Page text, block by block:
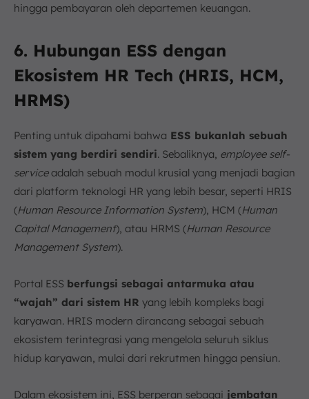
hingga pembayaran oleh departemen keuangan.
6. Hubungan ESS dengan
Ekosistem HR Tech (HRIS, HCM,
HRMS)
Penting untuk dipahami bahwa ESS bukanlah sebuah
sistem yang berdiri sendiri. Sebaliknya, employee self-
serviceadalah sebuah modul krusial yang menjadi bagian
dari platform teknologi HR yang lebih besar, seperti HRIS
(Human Resource Information System), HCM (Human
Capital Management), atau HRMS (Human Resource
Management System).
Portal ESS berfungsi sebagai antarmuka atau
“wajah” dari sistem HR yang lebih kompleks bagi
karyawan. HRIS modern dirancang sebagai sebuah
ekosistem terintegrasi yang mengelola seluruh siklus
hidup karyawan, mulai dari rekrutmen hingga pensiun.
Dalam ekosistem ini, ESS berperan sebagai jembatan